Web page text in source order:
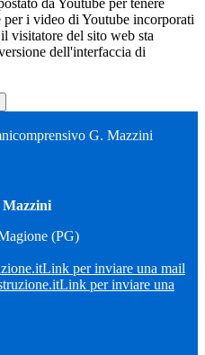
da Youtube per tenere
per i video di Youtube incorporati
visitatore del sito web sta
dell'interfaccia di
G. Mazzini
(PG)
Link per inviare una mail
Link per inviare una